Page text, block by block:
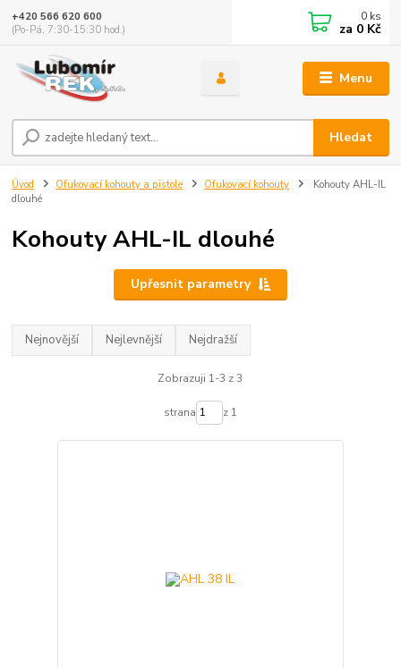
Menu
Hledat
+420 566 620 600
(Po-Pá, 7:30-15:30 hod.)
0 ks
za 0 Kč
Úvod Ofukovací kohouty a pistole Ofukovací kohouty
Kohouty AHL-IL
dlouhé
Kohouty AHL-IL dlouhé
Upřesnit parametry
Nejnovější Nejlevnější Nejdražší
Zobrazuji 1-3 z 3
strana z 1